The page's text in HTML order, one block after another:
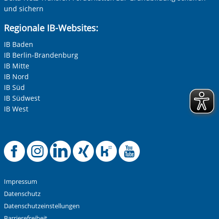
und sichern
Regionale IB-Websites:
IB Baden
IB Berlin-Brandenburg
IB Mitte
IB Nord
IB Süd
IB Südwest
IB West
Offizielle
Offizielle
Offizielle
Offizielle
Offizielle
Impressum
Datenschutz
Datenschutzeinstellungen